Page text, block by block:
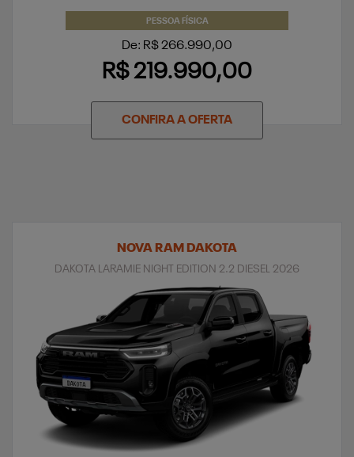
PESSOA FÍSICA
De: R$ 266.990,00
R$ 219.990,00
CONFIRA A OFERTA
NOVA RAM DAKOTA
DAKOTA LARAMIE NIGHT EDITION 2.2 DIESEL 2026